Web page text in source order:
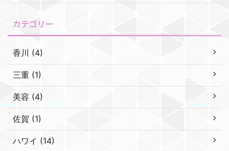
カテゴリー
香川 (4)
三重 (1)
美容 (4)
佐賀 (1)
ハワイ (14)